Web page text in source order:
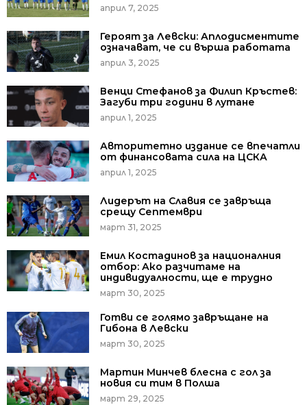
април 7, 2025
Героят за Левски: Аплодисментите
означават, че си върша работата
април 3, 2025
Венци Стефанов за Филип Кръстев:
Загуби три години в лутане
април 1, 2025
Авторитетно издание се впечатли
от финансовата сила на ЦСКА
април 1, 2025
Лидерът на Славия се завръща
срещу Септември
март 31, 2025
Емил Костадинов за националния
отбор: Ако разчитаме на
индивидуалности, ще е трудно
март 30, 2025
Готви се голямо завръщане на
Гибона в Левски
март 30, 2025
Мартин Минчев блесна с гол за
новия си тим в Полша
март 29, 2025